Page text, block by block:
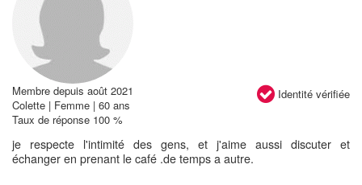
Identité vérifiée
Membre depuis août 2021
Colette | Femme | 60 ans
Taux de réponse 100 %
je respecte l'intimité des gens, et j'aime aussi discuter et
échanger en prenant le café .de temps a autre.